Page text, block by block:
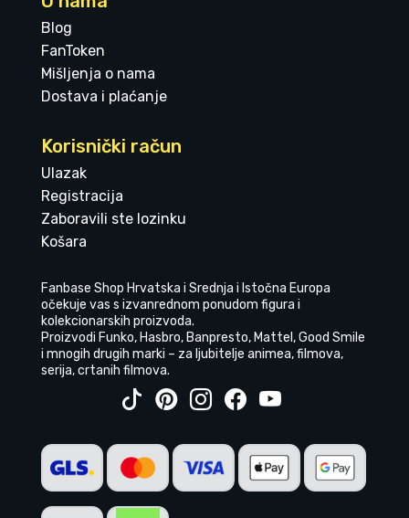
Blog
FanToken
Mišljenja o nama
Dostava i plaćanje
Korisnički račun
Ulazak
Registracija
Zaboravili ste lozinku
Košara
Fanbase Shop Hrvatska i Srednja i Istočna Europa
očekuje vas s izvanrednom ponudom figura i
kolekcionarskih proizvoda.
Proizvodi Funko, Hasbro, Banpresto, Mattel, Good Smile
i mnogih drugih marki – za ljubitelje animea, filmova,
serija, crtanih filmova.